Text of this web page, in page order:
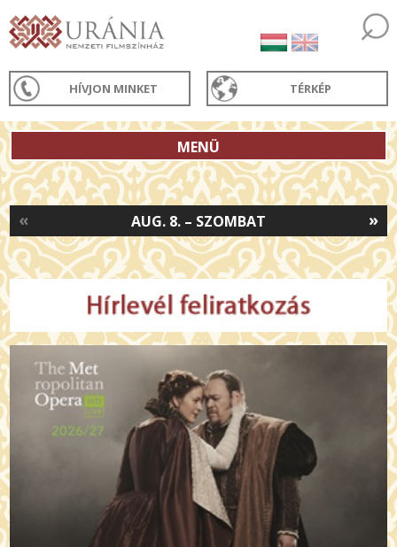
HÍVJON MINKET TÉRKÉP
MENÜ
»
AUG. 8. – SZOMBAT
«